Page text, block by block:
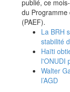
publié, ce
du Programme
(PAEF).
La BRH
stabilité
Haïti
l'ONUDI
Walter
l’AGD